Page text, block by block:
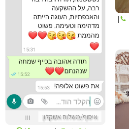
איסוף/משלוח אשקלון
TANIA CAKES |